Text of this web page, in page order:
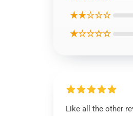
★★☆☆☆
★☆☆☆☆
Like all the other